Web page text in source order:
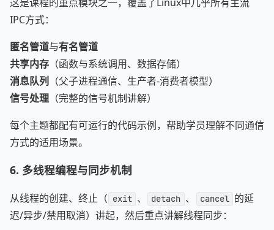
IPC方式：
匿名管道与有名管道
共享内存 （函数与系统调用、数据存储）
消息队列
（父子进程通信、生产者-消费者模型）
信号处理 （完整的信号机制讲解）
每个主题都配有可运行的代码示例，帮助学员理解不同通信
方式的适用场景。
6. 多线程编程与同步机制
从线程的创建、终止（ exit 、 detach 、 cancel 的延
迟/异步/禁用取消）讲起，然后重点讲解线程同步：